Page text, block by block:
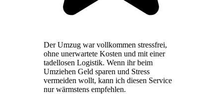
Der Umzug war vollkommen stressfrei,
ohne unerwartete Kosten und mit einer
tadellosen Logistik. Wenn ihr beim
Umziehen Geld sparen und Stress
vermeiden wollt, kann ich diesen Service
nur wärmstens empfehlen.